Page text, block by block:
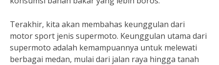
Terakhir, kita akan membahas keunggulan dari
motor sport jenis supermoto. Keunggulan utama dari
supermoto adalah kemampuannya untuk melewati
berbagai medan, mulai dari jalan raya hingga tanah